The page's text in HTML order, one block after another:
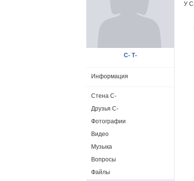
У
С- Т-
Информация
Стена С-
Друзья С-
Фотографии
Видео
Музыка
Вопросы
Файлы